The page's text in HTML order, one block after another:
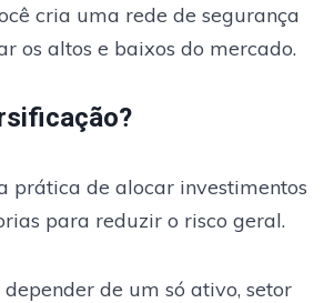
cria uma rede de segurança
os altos e baixos do mercado.
prática de alocar investimentos
para reduzir o risco geral.
depender de um só ativo, setor